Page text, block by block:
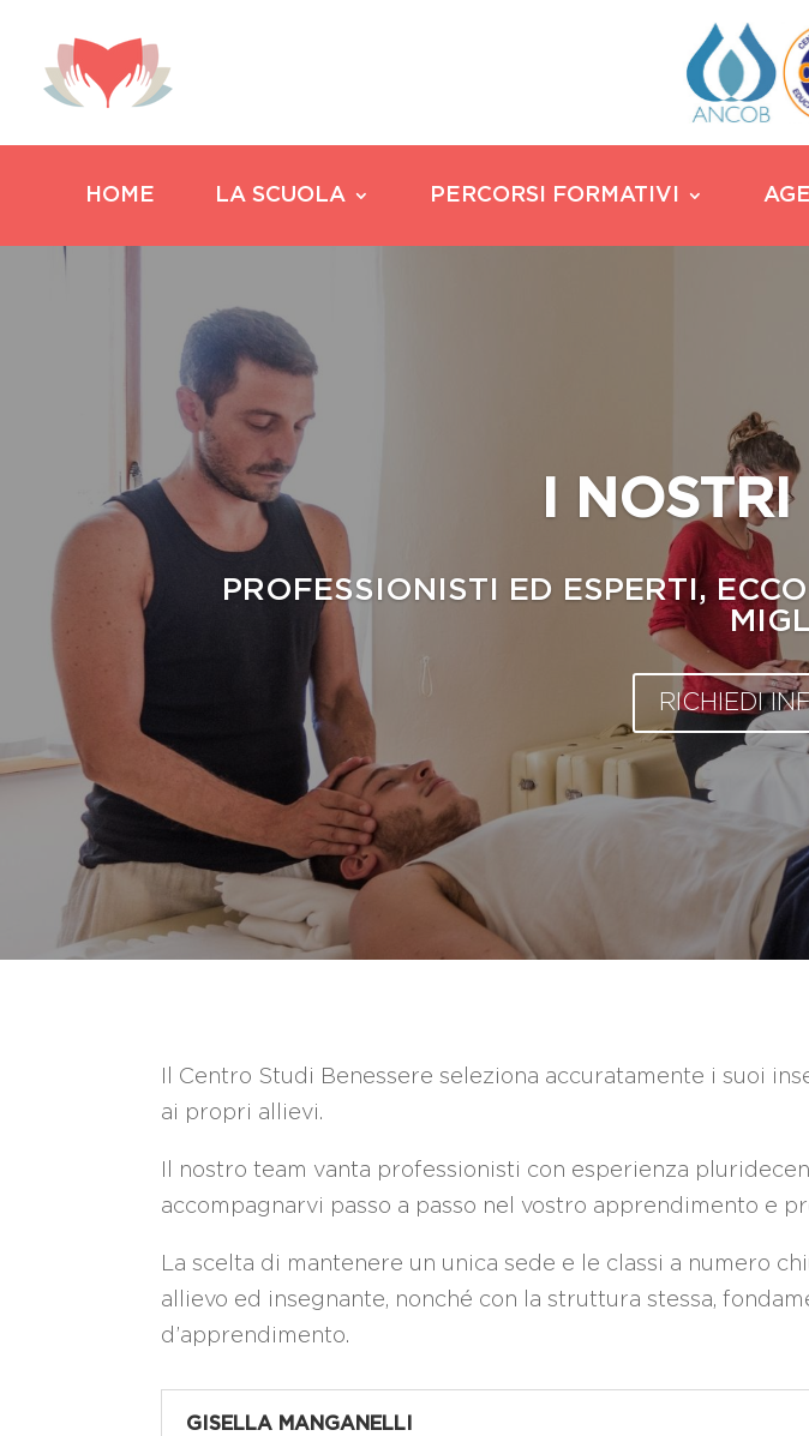
HOME LA SCUOLA PERCORSI FORMATIVI
I
PROFESSIONISTI ED ESPERTI,
RICHIEDI
Il Centro Studi Benessere seleziona accuratamente i suoi
ai propri allievi.
Il nostro team vanta professionisti con esperienza
accompagnarvi passo a passo nel vostro apprendimento e
La scelta di mantenere un unica sede e le classi a numero
allievo ed insegnante, nonché con la struttura stessa,
d’apprendimento.
GISELLA MANGANELLI